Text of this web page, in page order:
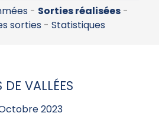
- Sorties réalisées -
sorties - Statistiques
VALLÉES
2023